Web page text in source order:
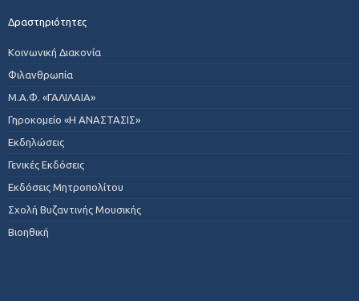
Δραστηριότητες
Κοινωνική Διακονία
Φιλανθρωπία
Μ.Α.Φ. «ΓΑΛΙΛΑΙΑ»
Γηροκομείο «Η ΑΝΑΣΤΑΣΙΣ»
Εκδηλώσεις
Γενικές Εκδόσεις
Εκδόσεις Μητροπολίτου
Σχολή Βυζαντινής Μουσικής
Βιοηθική